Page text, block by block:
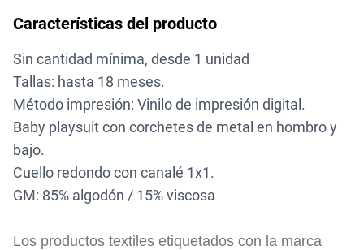
Características del producto
Sin cantidad mínima, desde 1 unidad
Tallas: hasta 18 meses.
Método impresión: Vinilo de impresión digital.
Baby playsuit con corchetes de metal en hombro y
bajo.
Cuello redondo con canalé 1x1.
GM: 85% algodón / 15% viscosa
Los productos textiles etiquetados con la marca